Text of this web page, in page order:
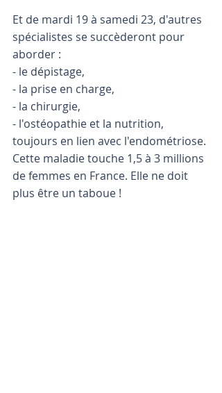
Et de mardi 19 à samedi 23, d'autres
spécialistes se succèderont pour
aborder :
- le dépistage,
- la prise en charge,
- la chirurgie,
- l'ostéopathie et la nutrition,
toujours en lien avec l'endométriose.
Cette maladie touche 1,5 à 3 millions
de femmes en France. Elle ne doit
plus être un taboue !